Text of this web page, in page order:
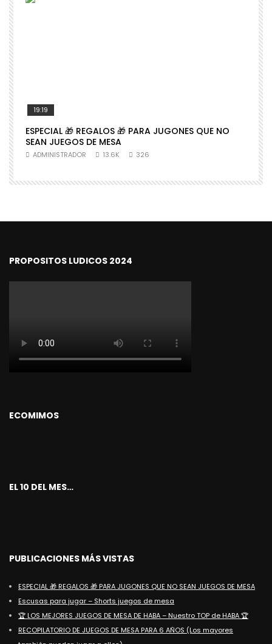
19:19
ESPECIAL 🎁 REGALOS 🎁 PARA JUGONES QUE NO
SEAN JUEGOS DE MESA
ADMINISTRADOR 13.6K 326
PROPOSITOS LUDICOS 2024
ECOMIMOS
EL 10 DEL MES…
PUBLICACIONES MÁS VISTAS
ESPECIAL 🎁 REGALOS 🎁 PARA JUGONES QUE NO SEAN JUEGOS DE MESA
Escusas para jugar – Shorts juegos de mesa
🏆 LOS MEJORES JUEGOS DE MESA DE HABA – Nuestro TOP de HABA 🏆
RECOPILATORIO DE JUEGOS DE MESA PARA 6 AÑOS (Los mayores